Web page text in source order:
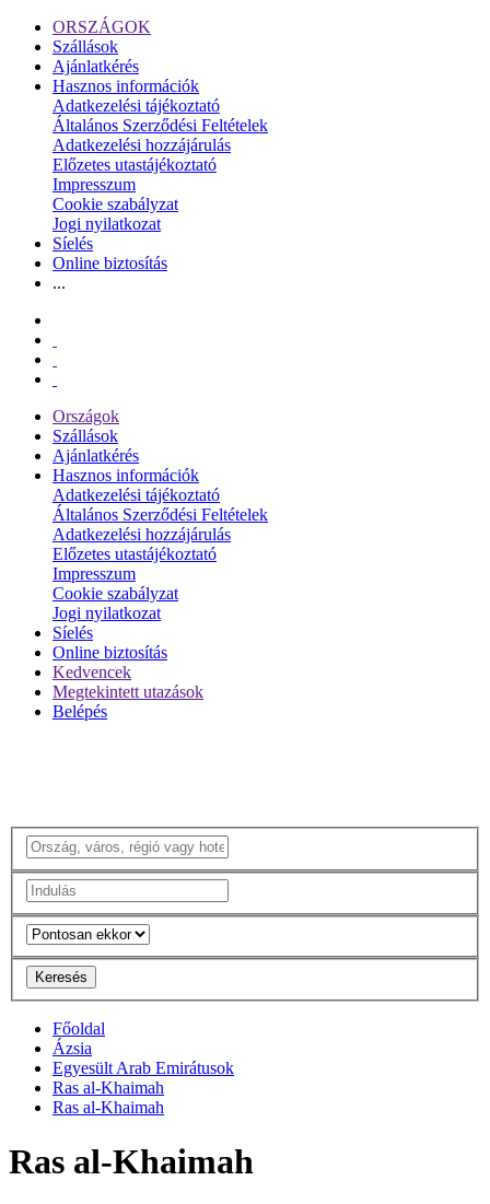
ORSZÁGOK
Szállások
Ajánlatkérés
Hasznos információk
Adatkezelési tájékoztató
Általános Szerződési Feltételek
Adatkezelési hozzájárulás
Előzetes utastájékoztató
Impresszum
Cookie szabályzat
Jogi nyilatkozat
Síelés
Online biztosítás
...
Országok
Szállások
Ajánlatkérés
Hasznos információk
Adatkezelési tájékoztató
Általános Szerződési Feltételek
Adatkezelési hozzájárulás
Előzetes utastájékoztató
Impresszum
Cookie szabályzat
Jogi nyilatkozat
Síelés
Online biztosítás
Kedvencek
Megtekintett utazások
Belépés
Keresés
Főoldal
Ázsia
Egyesült Arab Emirátusok
Ras al-Khaimah
Ras al-Khaimah
Ras al-Khaimah